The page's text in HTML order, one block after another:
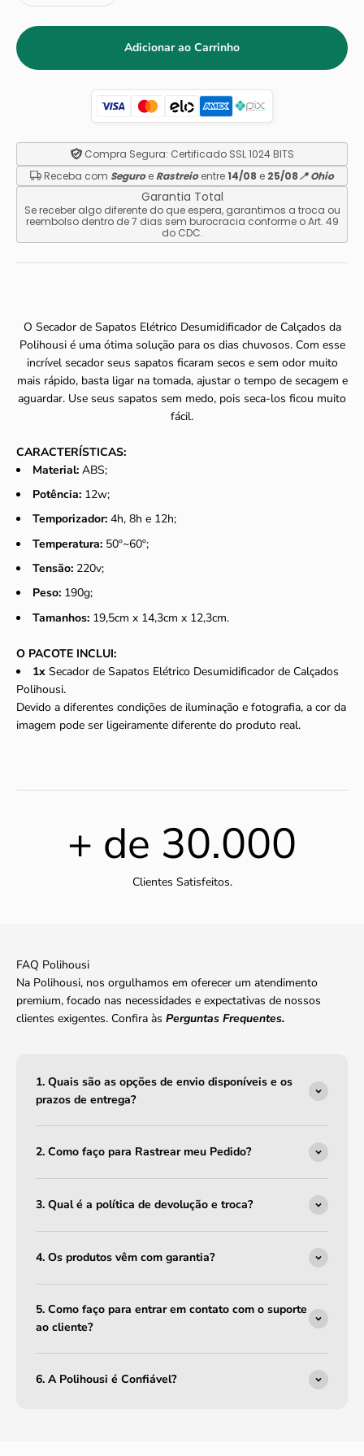
Adicionar ao Carrinho
Compra Segura: Certificado SSL 1024 BITS
Receba com Seguroe Rastreioentre14/08 e 25/08📍 Ohio
Garantia Total
Se receber algo diferente do que espera, garantimos a troca ou
reembolso dentro de 7 dias sem burocracia conforme o Art. 49
do CDC.
O Secador de Sapatos Elétrico Desumidificador de Calçados da
Polihousi é uma ótima solução para os dias chuvosos. Com esse
incrível secador seus sapatos ficaram secos e sem odor muito
mais rápido, basta ligar na tomada, ajustar o tempo de secagem e
aguardar. Use seus sapatos sem medo, pois seca-los ficou muito
fácil.
CARACTERÍSTICAS:
Material: ABS;
Potência: 12w;
Temporizador: 4h, 8h e 12h;
Temperatura: 50º~60º;
Tensão: 220v;
Peso: 190g;
Tamanhos: 19,5cm x 14,3cm x 12,3cm.
O PACOTE INCLUI:
1x Secador de Sapatos Elétrico Desumidificador de Calçados
Polihousi.
Devido a diferentes condições de iluminação e fotografia, a cor da
imagem pode ser ligeiramente diferente do produto real.
+ de 30.000
Clientes Satisfeitos.
FAQ Polihousi
Na Polihousi, nos orgulhamos em oferecer um atendimento
premium, focado nas necessidades e expectativas de nossos
clientes exigentes. Confira às Perguntas Frequentes.
1. Quais são as opções de envio disponíveis e os
prazos de entrega?
2. Como faço para Rastrear meu Pedido?
3. Qual é a política de devolução e troca?
4. Os produtos vêm com garantia?
5. Como faço para entrar em contato com o suporte
ao cliente?
6. A Polihousi é Confiável?